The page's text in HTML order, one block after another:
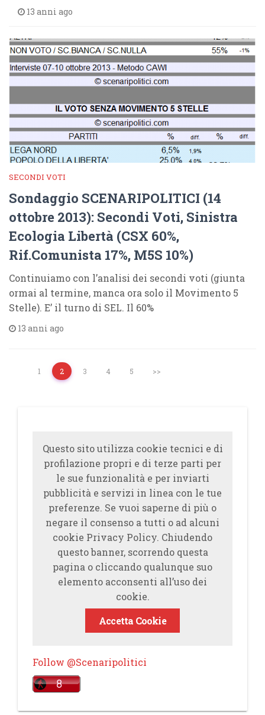
13 anni ago
SECONDI VOTI
Sondaggio SCENARIPOLITICI (14
ottobre 2013): Secondi Voti, Sinistra
Ecologia Libertà (CSX 60%,
Rif.Comunista 17%, M5S 10%)
Continuiamo con l’analisi dei secondi voti (giunta
ormai al termine, manca ora solo il Movimento 5
Stelle). E’ il turno di SEL. Il 60%
13 anni ago
1 2 3 4 5 >>
Questo sito utilizza cookie tecnici e di
profilazione propri e di terze parti per
le sue funzionalità e per inviarti
pubblicità e servizi in linea con le tue
preferenze. Se vuoi saperne di più o
negare il consenso a tutti o ad alcuni
cookie Privacy Policy. Chiudendo
questo banner, scorrendo questa
pagina o cliccando qualunque suo
elemento acconsenti all’uso dei
cookie.
Accetta Cookie
Follow @Scenaripolitici